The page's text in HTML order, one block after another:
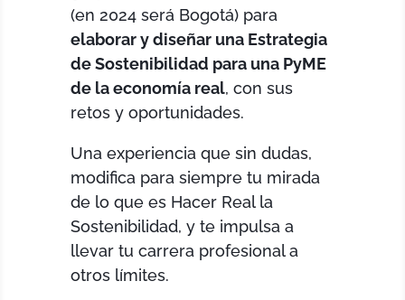
(en 2024 será Bogotá) para
elaborar y diseñar una Estrategia
de Sostenibilidad para una PyME
de la economía real, con sus
retos y oportunidades.
Una experiencia que sin dudas,
modifica para siempre tu mirada
de lo que es Hacer Real la
Sostenibilidad, y te impulsa a
llevar tu carrera profesional a
otros límites.